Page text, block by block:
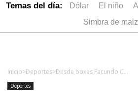
Temas del día: dólar el niño
simbra de maiz
Inicio>Deportes> Desde boxes Facundo Chapur se llevó la primera del año en el TC
Deportes